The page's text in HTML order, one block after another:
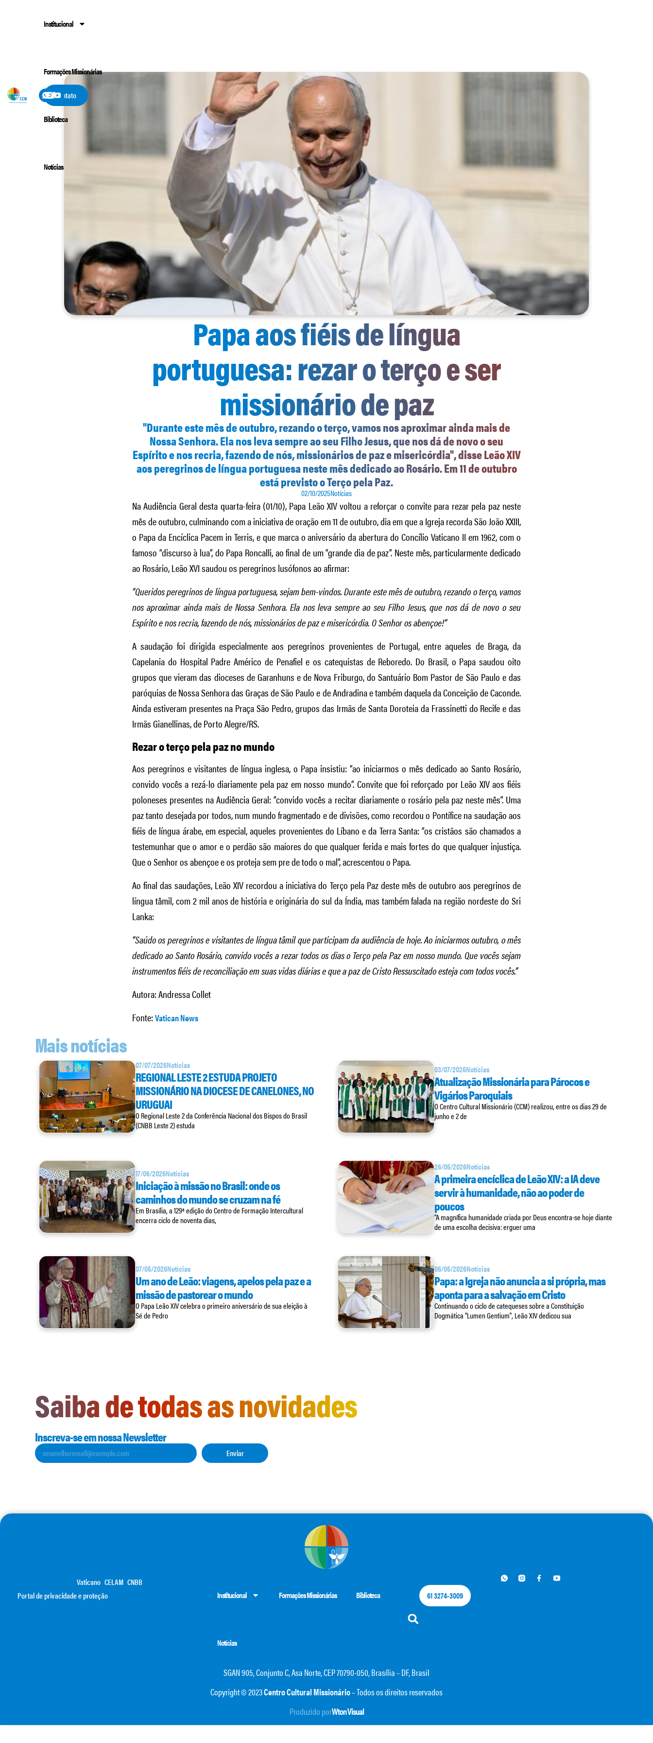
Institucional
Formações Missionárias
Biblioteca
Notícias
Contato
Papa aos fiéis de língua
portuguesa: rezar o terço e ser
missionário de paz
"Durante este mês de outubro, rezando o terço, vamos nos aproximar ainda mais de
Nossa Senhora. Ela nos leva sempre ao seu Filho Jesus, que nos dá de novo o seu
Espírito e nos recria, fazendo de nós, missionários de paz e misericórdia", disse Leão XIV
aos peregrinos de língua portuguesa neste mês dedicado ao Rosário. Em 11 de outubro
está previsto o Terço pela Paz.
02/10/2025Notícias
Na Audiência Geral desta quarta-feira (01/10), Papa Leão XIV voltou a reforçar o convite para rezar pela paz neste
mês de outubro, culminando com a iniciativa de oração em 11 de outubro, dia em que a Igreja recorda São João XXIII,
o Papa da Encíclica Pacem in Terris, e que marca o aniversário da abertura do Concílio Vaticano II em 1962, com o
famoso “discurso à lua”, do Papa Roncalli, ao final de um “grande dia de paz”. Neste mês, particularmente dedicado
ao Rosário, Leão XVI saudou os peregrinos lusófonos ao afirmar:
“Queridos peregrinos de língua portuguesa, sejam bem-vindos. Durante este mês de outubro, rezando o terço, vamos
nos aproximar ainda mais de Nossa Senhora. Ela nos leva sempre ao seu Filho Jesus, que nos dá de novo o seu
Espírito e nos recria, fazendo de nós, missionários de paz e misericórdia. O Senhor os abençoe!”
A saudação foi dirigida especialmente aos peregrinos provenientes de Portugal, entre aqueles de Braga, da
Capelania do Hospital Padre Américo de Penafiel e os catequistas de Reboredo. Do Brasil, o Papa saudou oito
grupos que vieram das dioceses de Garanhuns e de Nova Friburgo, do Santuário Bom Pastor de São Paulo e das
paróquias de Nossa Senhora das Graças de São Paulo e de Andradina e também daquela da Conceição de Caconde.
Ainda estiveram presentes na Praça São Pedro, grupos das Irmãs de Santa Doroteia da Frassinetti do Recife e das
Irmãs Gianellinas, de Porto Alegre/RS.
Rezar o terço pela paz no mundo
Aos peregrinos e visitantes de língua inglesa, o Papa insistiu: “ao iniciarmos o mês dedicado ao Santo Rosário,
convido vocês a rezá-lo diariamente pela paz em nosso mundo”. Convite que foi reforçado por Leão XIV aos fiéis
poloneses presentes na Audiência Geral: “convido vocês a recitar diariamente o rosário pela paz neste mês”. Uma
paz tanto desejada por todos, num mundo fragmentado e de divisões, como recordou o Pontífice na saudação aos
fiéis de língua árabe, em especial, aqueles provenientes do Líbano e da Terra Santa: “os cristãos são chamados a
testemunhar que o amor e o perdão são maiores do que qualquer ferida e mais fortes do que qualquer injustiça.
Que o Senhor os abençoe e os proteja sem pre de todo o mal”, acrescentou o Papa.
Ao final das saudações, Leão XIV recordou a iniciativa do Terço pela Paz deste mês de outubro aos peregrinos de
língua tâmil, com 2 mil anos de história e originária do sul da Índia, mas também falada na região nordeste do Sri
Lanka:
“Saúdo os peregrinos e visitantes de língua tâmil que participam da audiência de hoje. Ao iniciarmos outubro, o mês
dedicado ao Santo Rosário, convido vocês a rezar todos os dias o Terço pela Paz em nosso mundo. Que vocês sejam
instrumentos fiéis de reconciliação em suas vidas diárias e que a paz de Cristo Ressuscitado esteja com todos vocês.”
Autora: Andressa Collet
Fonte: Vatican News
Mais notícias
07/07/2026Notícias
REGIONAL LESTE 2 ESTUDA PROJETO
MISSIONÁRIO NA DIOCESE DE CANELONES, NO
URUGUAI
O Regional Leste 2 da Conferência Nacional dos Bispos do Brasil
(CNBB Leste 2) estuda
03/07/2026Notícias
Atualização Missionária para Párocos e
Vigários Paroquiais
O Centro Cultural Missionário (CCM) realizou, entre os dias 29 de
junho e 2 de
17/06/2026Notícias
Iniciação à missão no Brasil: onde os
caminhos do mundo se cruzam na fé
Em Brasília, a 129ª edição do Centro de Formação Intercultural
encerra ciclo de noventa dias,
26/05/2026Notícias
A primeira encíclica de Leão XIV: a IA deve
servir à humanidade, não ao poder de
poucos
“A magnífica humanidade criada por Deus encontra-se hoje diante
de uma escolha decisiva: erguer uma
07/05/2026Notícias
Um ano de Leão: viagens, apelos pela paz e a
missão de pastorear o mundo
O Papa Leão XIV celebra o primeiro aniversário de sua eleição à
Sé de Pedro
06/05/2026Notícias
Papa: a Igreja não anuncia a si própria, mas
aponta para a salvação em Cristo
Continuando o ciclo de catequeses sobre a Constituição
Dogmática "Lumen Gentium", Leão XIV dedicou sua
Saiba de todas as novidades
Inscreva-se em nossa Newsletter
Enviar
Vaticano CELAM CNBB
Portal de privacidade e proteção
Institucional Formações Missionárias Biblioteca
Notícias
61 3274-3009​
SGAN 905, Conjunto C, Asa Norte, CEP 70790-050, Brasília – DF, Brasil
Copyright © 2023Centro Cultural Missionário– Todos os direitos reservados
Produzido porWton Visual